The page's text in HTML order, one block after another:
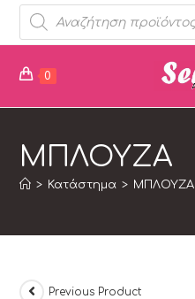
0
ΜΠΛΟΥΖΑ
> Κατάστημα > ΜΠΛΟΥΖΑ
Previous Product